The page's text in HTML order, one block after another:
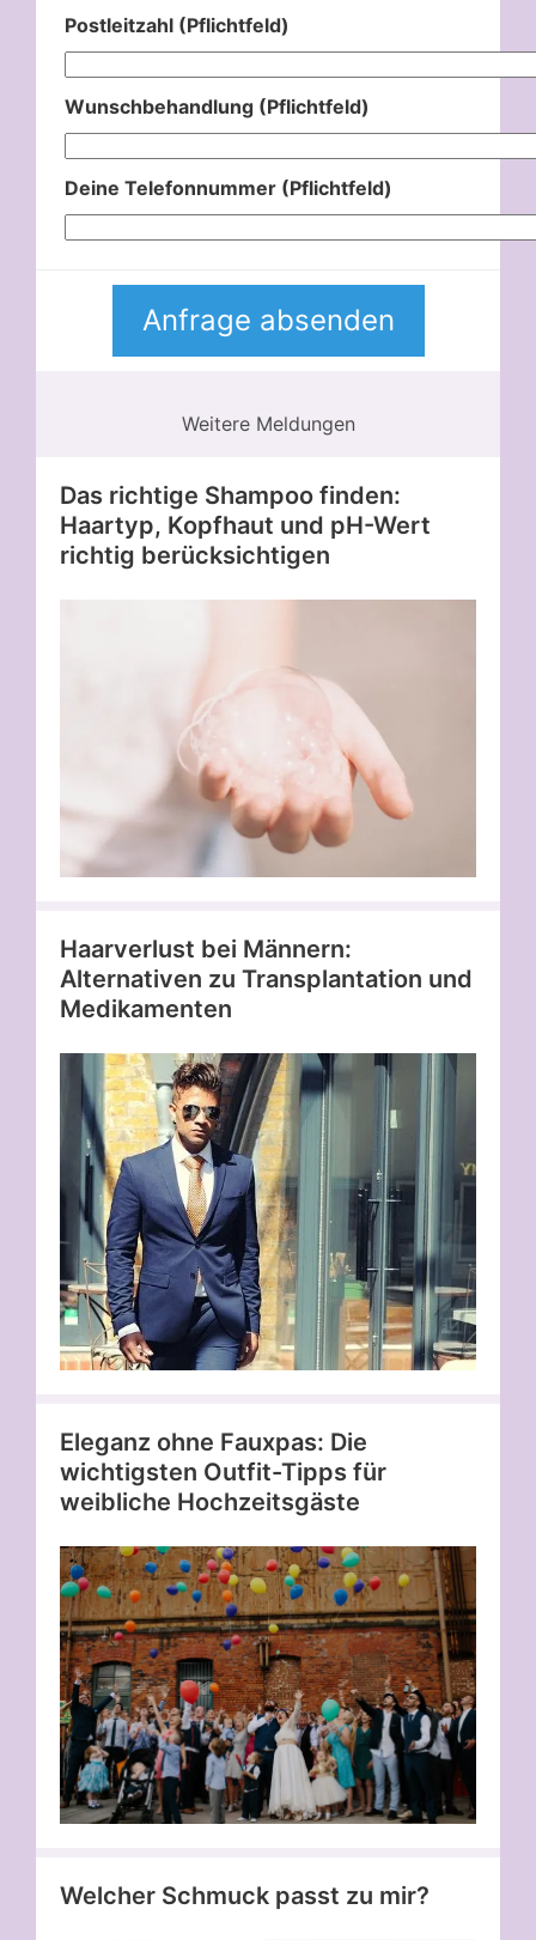
Postleitzahl (Pflichtfeld)
Wunschbehandlung (Pflichtfeld)
Deine Telefonnummer (Pflichtfeld)
Weitere Meldungen
Das richtige Shampoo finden:
Haartyp, Kopfhaut und pH-Wert
richtig berücksichtigen
Haarverlust bei Männern:
Alternativen zu Transplantation und
Medikamenten
Eleganz ohne Fauxpas: Die
wichtigsten Outfit-Tipps für
weibliche Hochzeitsgäste
Welcher Schmuck passt zu mir?